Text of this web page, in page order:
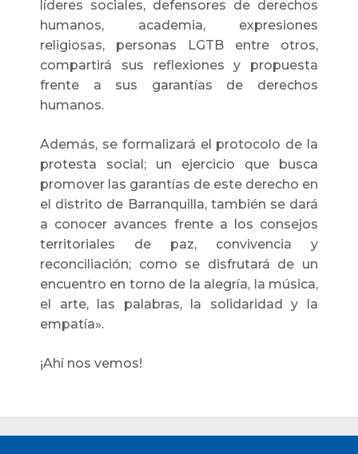
líderes sociales, defensores de derechos
humanos, academia, expresiones
religiosas, personas LGTB entre otros,
compartirá sus reflexiones y propuesta
frente a sus garantías de derechos
humanos.
Además, se formalizará el protocolo de la
protesta social; un ejercicio que busca
promover las garantías de este derecho en
el distrito de Barranquilla, también se dará
a conocer avances frente a los consejos
territoriales de paz, convivencia y
reconciliación; como se disfrutará de un
encuentro en torno de la alegría, la música,
el arte, las palabras, la solidaridad y la
empatía».
¡Ahí nos vemos!